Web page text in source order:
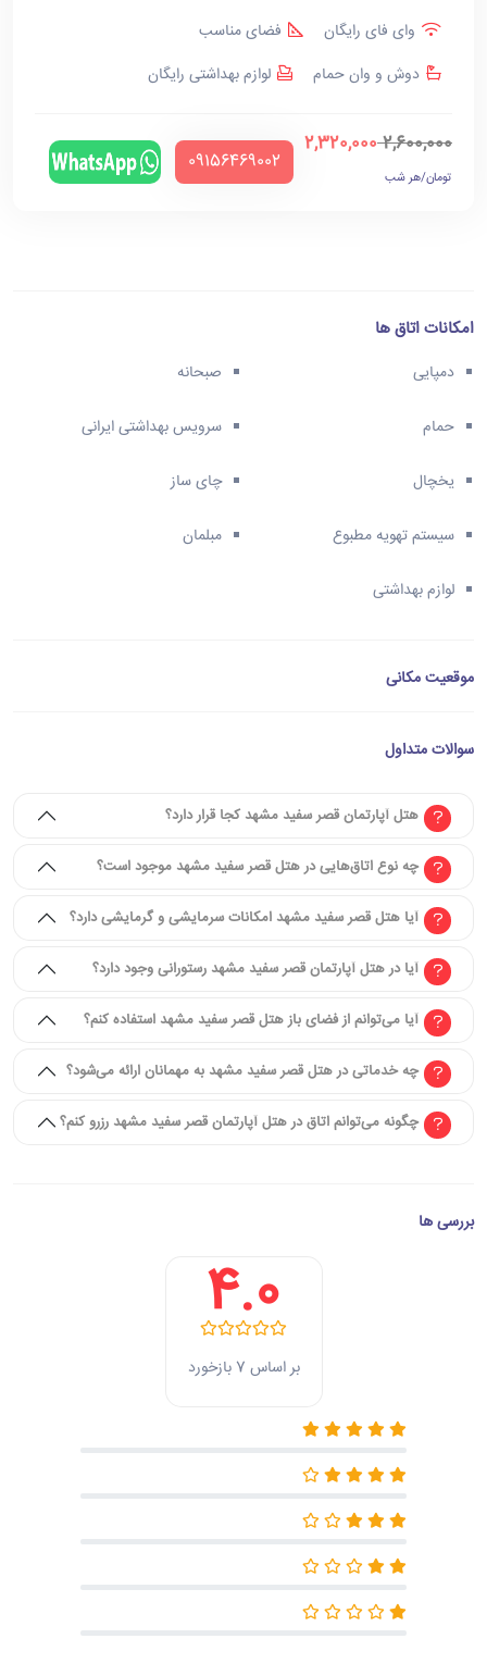
وای فای رایگان
فضای مناسب
دوش و وان حمام
لوازم بهداشتی رایگان
2,600,000
2,320,000
تومان/هر شب
‪09156469002‬
امکانات اتاق ها
دمپایی صبحانه
حمام سرویس بهداشتی ایرانی
یخچال چای ساز
سیستم تهویه مطبوع مبلمان
لوازم بهداشتی
موقعیت مکانی
سوالات متداول
هتل آپارتمان قصر سفید مشهد کجا قرار دارد؟
چه نوع اتاق‌هایی در هتل قصر سفید مشهد موجود است؟
آیا هتل قصر سفید مشهد امکانات سرمایشی و گرمایشی دارد؟
آیا در هتل آپارتمان قصر سفید مشهد رستورانی وجود دارد؟
آیا می‌توانم از فضای باز هتل قصر سفید مشهد استفاده کنم؟
چه خدماتی در هتل قصر سفید مشهد به مهمانان ارائه می‌شود؟
چگونه می‌توانم اتاق در هتل آپارتمان قصر سفید مشهد رزرو کنم؟
بررسی ها
4.0
بر اساس 7 بازخورد